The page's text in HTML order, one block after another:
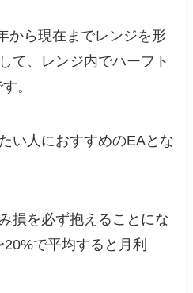
から現在までレンジを形
て、レンジ内でハーフト
。
い人におすすめのEAとな
損を必ず抱えることにな
で平均すると月利